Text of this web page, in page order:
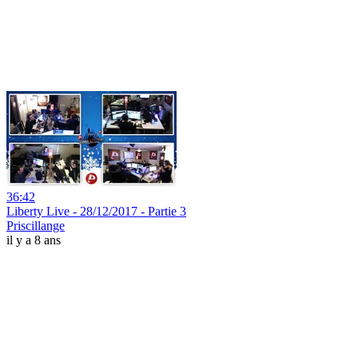
36:42
Liberty Live - 28/12/2017 - Partie 3
Priscillange
il y a 8 ans